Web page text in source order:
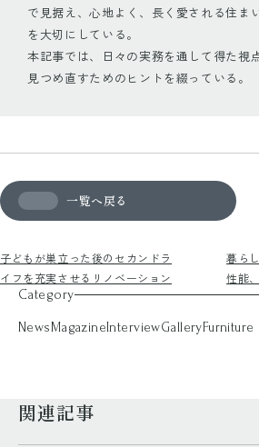
で見据え、心地よく、長く愛される住ま
を大切にしている。
本記事では、日々の実務を通して得た視
見つめ直すためのヒントを綴っている。
子どもが巣立った後のセカンドラ
イフを充実させるリノベーション
一覧へ戻る
暮ら
性能
で冬
Category
NewsMagazineInterviewGalleryFurniture
関連記事